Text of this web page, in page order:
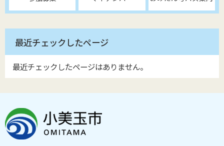
最近チェックしたページ
最近チェックしたページはありません。